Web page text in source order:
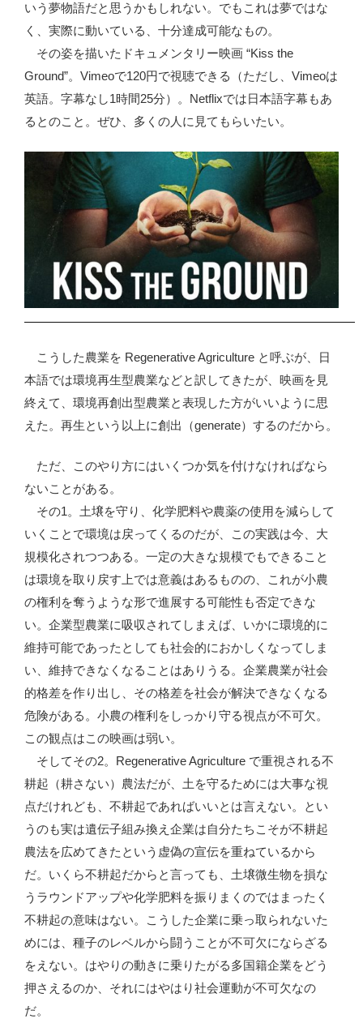
いう夢物語だと思うかもしれない。でもこれは夢ではな
く、実際に動いている、十分達成可能なもの。
その姿を描いたドキュメンタリー映画 “Kiss the
Ground”。Vimeoで120円で視聴できる（ただし、Vimeoは
英語。字幕なし1時間25分）。Netflixでは日本語字幕もあ
るとのこと。ぜひ、多くの人に見てもらいたい。
こうした農業を Regenerative Agriculture と呼ぶが、日
本語では環境再生型農業などと訳してきたが、映画を見
終えて、環境再創出型農業と表現した方がいいように思
えた。再生という以上に創出（generate）するのだから。
ただ、このやり方にはいくつか気を付けなければなら
ないことがある。
その1。土壌を守り、化学肥料や農薬の使用を減らして
いくことで環境は戻ってくるのだが、この実践は今、大
規模化されつつある。一定の大きな規模でもできること
は環境を取り戻す上では意義はあるものの、これが小農
の権利を奪うような形で進展する可能性も否定できな
い。企業型農業に吸収されてしまえば、いかに環境的に
維持可能であったとしても社会的におかしくなってしま
い、維持できなくなることはありうる。企業農業が社会
的格差を作り出し、その格差を社会が解決できなくなる
危険がある。小農の権利をしっかり守る視点が不可欠。
この観点はこの映画は弱い。
そしてその2。Regenerative Agriculture で重視される不
耕起（耕さない）農法だが、土を守るためには大事な視
点だけれども、不耕起であればいいとは言えない。とい
うのも実は遺伝子組み換え企業は自分たちこそが不耕起
農法を広めてきたという虚偽の宣伝を重ねているから
だ。いくら不耕起だからと言っても、土壌微生物を損な
うラウンドアップや化学肥料を振りまくのではまったく
不耕起の意味はない。こうした企業に乗っ取られないた
めには、種子のレベルから闘うことが不可欠にならざる
をえない。はやりの動きに乗りたがる多国籍企業をどう
押さえるのか、それにはやはり社会運動が不可欠なの
だ。